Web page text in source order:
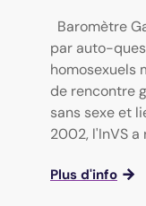
Baromètre
par auto-
homosexuels
de rencontre
sans sexe et
2002, l'InVS a
Plus d'info